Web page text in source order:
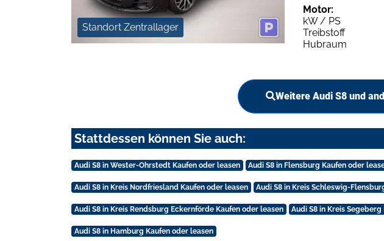
Standort Zentrallager
Motor:
kW / PS
Treibstoff
Hubraum
Weitere Audi S8 und
Stattdessen können Sie auch:
Audi S8 in Wester-Ohrstedt Kaufen oder leasen Audi S8 in Flensburg Kaufen oder
Audi S8 in Kreis Nordfriesland Kaufen oder leasen Audi S8 in Kreis Schleswig-
Audi S8 in Kreis Rendsburg Eckernförde Kaufen oder leasen Audi S8 in Kreis
Audi S8 in Hamburg Kaufen oder leasen